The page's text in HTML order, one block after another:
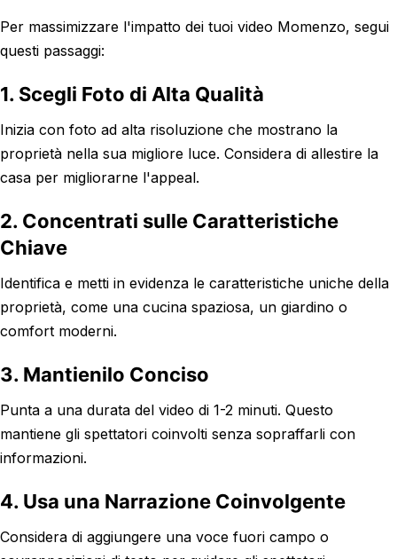
Per massimizzare l'impatto dei tuoi video Momenzo, segui
questi passaggi:
1. Scegli Foto di Alta Qualità
Inizia con foto ad alta risoluzione che mostrano la
proprietà nella sua migliore luce. Considera di allestire la
casa per migliorarne l'appeal.
2. Concentrati sulle Caratteristiche
Chiave
Identifica e metti in evidenza le caratteristiche uniche della
proprietà, come una cucina spaziosa, un giardino o
comfort moderni.
3. Mantienilo Conciso
Punta a una durata del video di 1-2 minuti. Questo
mantiene gli spettatori coinvolti senza sopraffarli con
informazioni.
4. Usa una Narrazione Coinvolgente
Considera di aggiungere una voce fuori campo o